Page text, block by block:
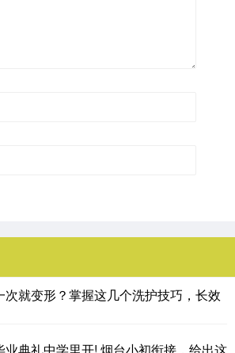
就变形？掌握这几个洗护技巧，长效
典礼中学里开! 烟台小初衔接，给出这